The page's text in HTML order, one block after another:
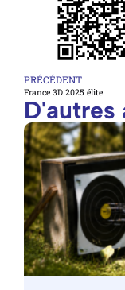
PRÉCÉDENT
France 3D 2025 élite
D'autres